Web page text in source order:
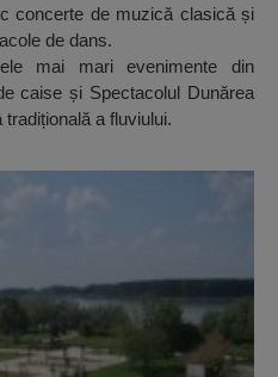
concerte de muzică clasică și
de dans.
mai mari evenimente din
caise și Spectacolul Dunărea
a fluviului.